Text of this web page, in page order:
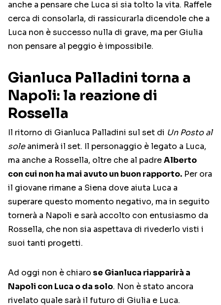
anche a pensare che Luca si sia tolto la vita. Raffele
cerca di consolarla, di rassicurarla dicendole che a
Luca non è successo nulla di grave, ma per Giulia
non pensare al peggio è impossibile.
Gianluca Palladini torna a
Napoli: la reazione di
Rossella
Il ritorno di Gianluca Palladini sul set di Un Posto al
soleanimerà il set. Il personaggio è legato a Luca,
ma anche a Rossella, oltre che al padreAlberto
con cui non ha mai avuto un buon rapporto. Per ora
il giovane rimane a Siena dove aiuta Luca a
superare questo momento negativo, ma in seguito
tornerà a Napoli e sarà accolto con entusiasmo da
Rossella, che non sia aspettava di rivederlo visti i
suoi tanti progetti.
Ad oggi non è chiaro se Gianluca riapparirà a
Napoli con Luca o da solo. Non è stato ancora
rivelato quale sarà il futuro di Giulia e Luca.